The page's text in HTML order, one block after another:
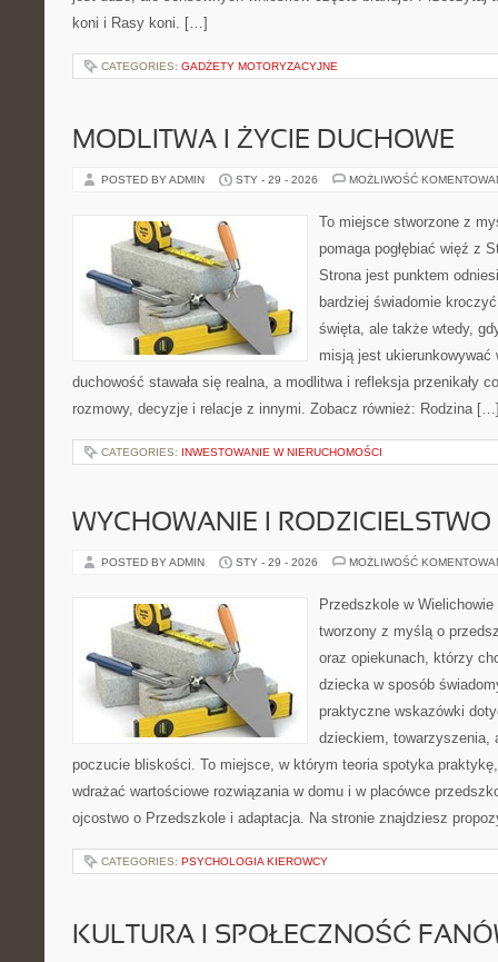
koni i Rasy koni. […]
CATEGORIES: GADŻETY MOTORYZACYJNE
MODLITWA I ŻYCIE DUCHOWE
POSTED BY ADMIN STY - 29 - 2026 MOŻLIWOŚĆ
To miejsce stworzone z
pomaga pogłębiać więź z
Strona jest punktem
bardziej świadomie
święta, ale także wtedy,
misją jest ukierunkowywać
duchowość stawała się realna, a modlitwa i refleksja przenikały
rozmowy, decyzje i relacje z innymi. Zobacz również: Rodzina
CATEGORIES: INWESTOWANIE W NIERUCHOMOŚCI
WYCHOWANIE I RODZICIELSTWO
POSTED BY ADMIN STY - 29 - 2026 MOŻLIWOŚĆ
Przedszkole w
tworzony z myślą o
oraz opiekunach, którzy
dziecka w sposób
praktyczne wskazówki
dzieckiem, towarzyszenia,
poczucie bliskości. To miejsce, w którym teoria spotyka
wdrażać wartościowe rozwiązania w domu i w placówce
ojcostwo o Przedszkole i adaptacja. Na stronie znajdziesz
CATEGORIES: PSYCHOLOGIA KIEROWCY
KULTURA I SPOŁECZNOŚĆ